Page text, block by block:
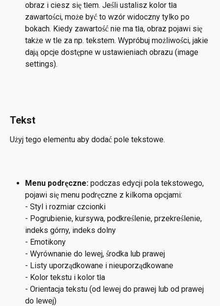
obraz i ciesz się tłem. Jeśli ustalisz kolor tła
zawartości, może być to wzór widoczny tylko po
bokach. Kiedy zawartość nie ma tła, obraz pojawi się
także w tle za np. tekstem. Wypróbuj możliwości, jakie
dają opcje dostępne w ustawieniach obrazu (image
settings).
Tekst
Użyj tego elementu aby dodać pole tekstowe.
Menu podręczne: podczas edycji pola tekstowego,
pojawi się menu podręczne z kilkoma opcjami:
- Styl i rozmiar czcionki
- Pogrubienie, kursywa, podkreślenie, przekreślenie,
indeks górny, indeks dolny
- Emotikony
- Wyrównanie do lewej, środka lub prawej
- Listy uporządkowane i nieuporządkowane
- Kolor tekstu i kolor tła
- Orientacja tekstu (od lewej do prawej lub od prawej
do lewej)